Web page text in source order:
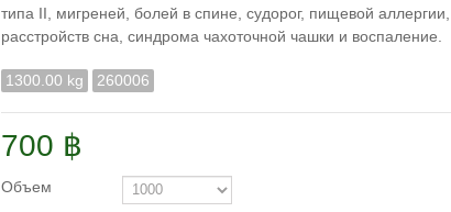
типа II, мигреней, болей в спине, судорог, пищевой
расстройств сна, синдрома чахоточной чашки и воспаление.
1300.00 kg 260006
700 ฿
Объем